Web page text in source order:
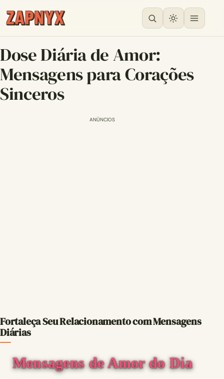
Dose Diária de Amor:
Mensagens para Corações
Sinceros
ANÚNCIOS
Fortaleça Seu Relacionamento com Mensagens
Diárias
Mensagens de Amor do Dia